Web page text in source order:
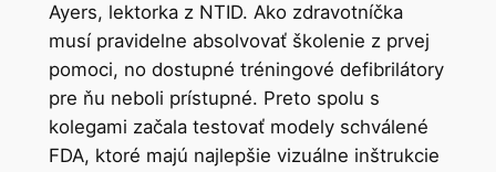
Ayers, lektorka z NTID. Ako zdravotníčka
musí pravidelne absolvovať školenie z prvej
pomoci, no dostupné tréningové defibrilátory
pre ňu neboli prístupné. Preto spolu s
kolegami začala testovať modely schválené
FDA, ktoré majú najlepšie vizuálne inštrukcie